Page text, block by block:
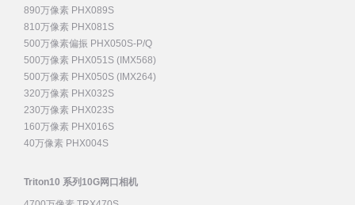
890万像素 PHX089S
810万像素 PHX081S
500万像素偏振 PHX050S-P/Q
500万像素 PHX051S (IMX568)
500万像素 PHX050S (IMX264)
320万像素 PHX032S
230万像素 PHX023S
160万像素 PHX016S
40万像素 PHX004S
Triton10 系列10G网口相机